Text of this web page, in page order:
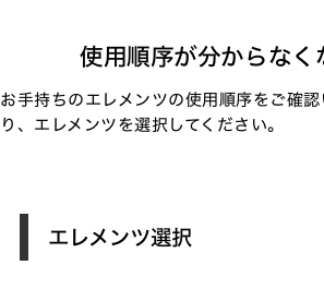
使用順序が分からなく
お手持ちのエレメンツの使用順序をご確認
り、エレメンツを選択してください。
エレメンツ選択